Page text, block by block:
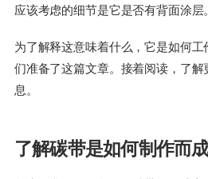
应该考虑的细节是它是否有背面涂层。
为了解释这意味着什么，它是如何
们准备了这篇文章。接着阅读，了
息。
了解碳带是如何制作而